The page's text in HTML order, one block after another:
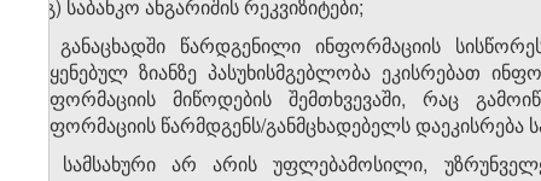
ა.გ) საბანკო ანგარიშის რეკვიზიტები;
ბ) განაცხადში წარდგენილი ინფორმაციის
მიყენებულ ზიანზე პასუხისმგებლობა ეკისრებათ
ინფორმაციის მიწოდების შემთხვევაში, რაც
ინფორმაციის წარმდგენს/განმცხადებელს
გ) სამსახური არ არის უფლებამოსილი,